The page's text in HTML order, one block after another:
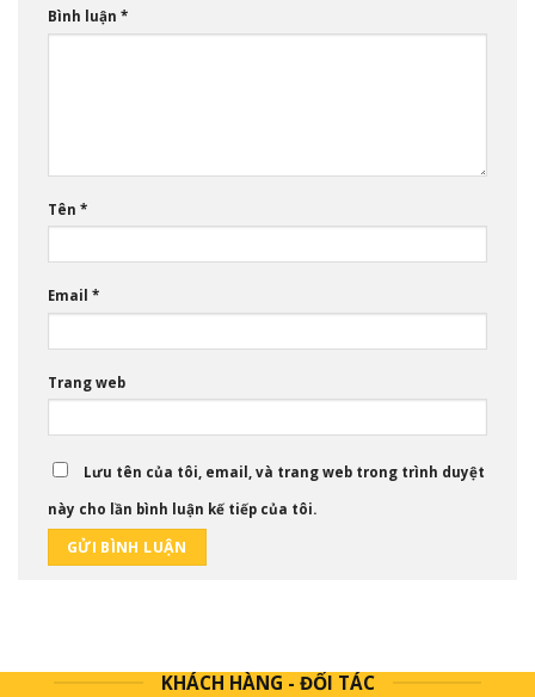
Bình luận *
Tên *
Email *
Trang web
Lưu tên của tôi, email, và trang web trong trình duyệt
này cho lần bình luận kế tiếp của tôi.
KHÁCH HÀNG - ĐỐI TÁC